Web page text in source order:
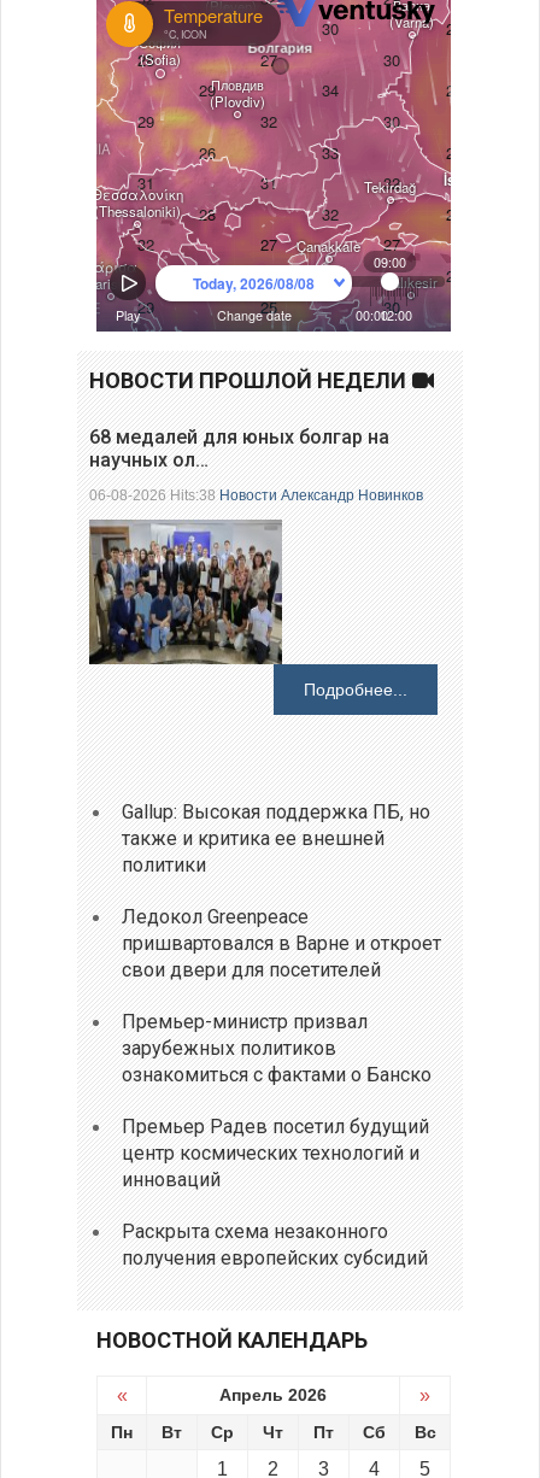
НОВОСТИ ПРОШЛОЙ НЕДЕЛИ
68 медалей для юных болгар на
научных ол…
06-08-2026 Hits:38Новости Александр Новинков
Подробнее...
Gallup: Высокая поддержка ПБ, но
также и критика ее внешней
политики
Ледокол Greenpeace
пришвартовался в Варне и откроет
свои двери для посетителей
Премьер-министр призвал
зарубежных политиков
ознакомиться с фактами о Банско
Премьер Радев посетил будущий
центр космических технологий и
инноваций
Раскрыта схема незаконного
получения европейских субсидий
НОВОСТНОЙ КАЛЕНДАРЬ
« Апрель 2026 »
Пн Вт Ср Чт Пт Сб Вс
1 2 3 4 5